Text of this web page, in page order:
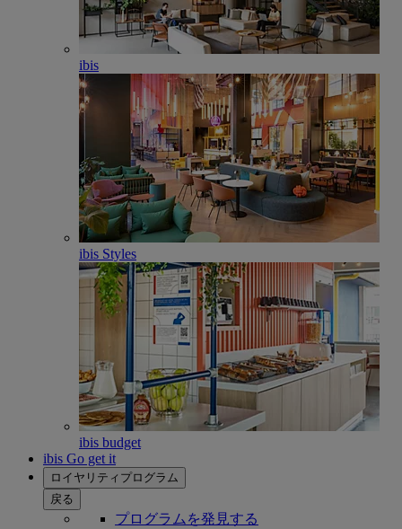
ibis
ibis Styles
ibis budget
ibis Go get it
ロイヤリティプログラム
戻る
プログラムを発見する